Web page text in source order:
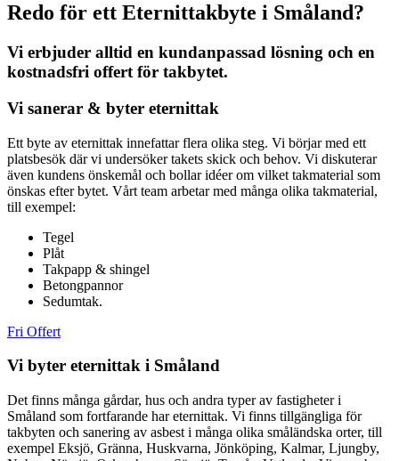
Redo för ett Eternittakbyte i Småland?
Vi erbjuder alltid en kundanpassad lösning och en
kostnadsfri offert för takbytet.
Vi sanerar & byter eternittak
Ett byte av eternittak innefattar flera olika steg. Vi börjar med ett
platsbesök där vi undersöker takets skick och behov. Vi diskuterar
även kundens önskemål och bollar idéer om vilket takmaterial som
önskas efter bytet. Vårt team arbetar med många olika takmaterial,
till exempel:
Tegel
Plåt
Takpapp & shingel
Betongpannor
Sedumtak.
Fri Offert
Vi byter eternittak i Småland
Det finns många gårdar, hus och andra typer av fastigheter i
Småland som fortfarande har eternittak. Vi finns tillgängliga för
takbyten och sanering av asbest i många olika småländska orter, till
exempel Eksjö, Gränna, Huskvarna, Jönköping, Kalmar, Ljungby,